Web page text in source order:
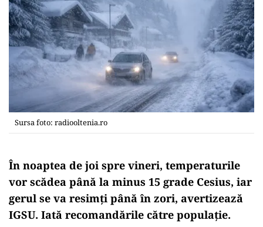
Sursa foto: radiooltenia.ro
În noaptea de joi spre vineri, temperaturile
vor scădea până la minus 15 grade Cesius, iar
gerul se va resimți până în zori, avertizează
IGSU. Iată recomandările către populație.